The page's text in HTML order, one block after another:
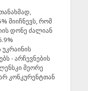
მიიჩნევს, რომ
დონე ძალიან
- არჩევნების
მეორე
კონკურენტთან